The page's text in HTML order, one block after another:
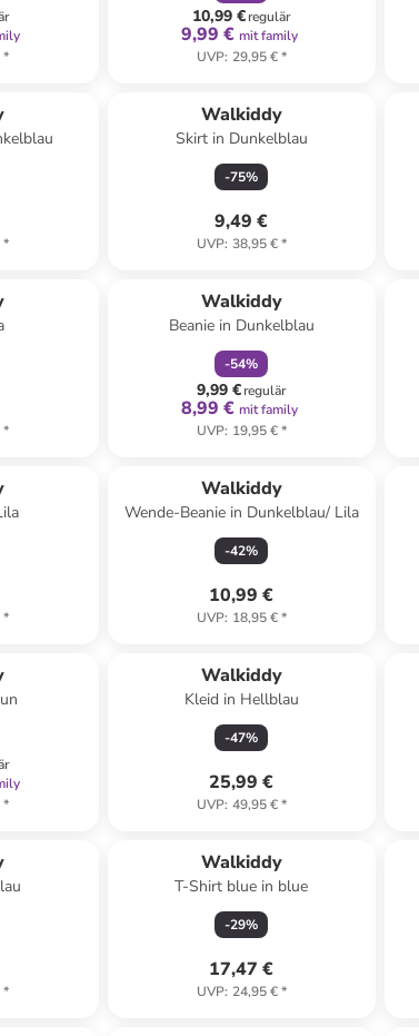
*
10,99 €regulär
9,99 € mit family
UVP: 29,95 €*
*
Walkiddy
Skirt in Dunkelblau
-75%
9,49 €
UVP: 38,95 €*
*
Walkiddy
Beanie in Dunkelblau
-54%
9,99 €regulär
8,99 € mit family
UVP: 19,95 €*
*
Walkiddy
Wende-Beanie in Dunkelblau/ Lila
-42%
10,99 €
UVP: 18,95 €*
*
Walkiddy
Kleid in Hellblau
-47%
25,99 €
UVP: 49,95 €*
*
Walkiddy
T-Shirt blue in blue
-29%
17,47 €
UVP: 24,95 €*